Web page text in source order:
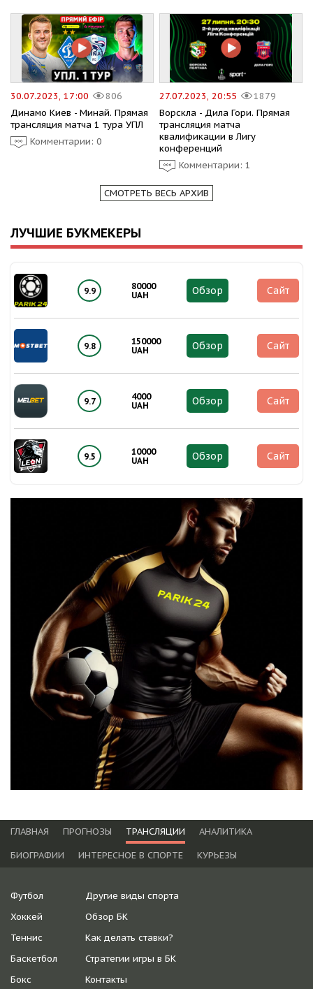
30.07.2023, 17:00
806
Динамо Киев - Минай. Прямая
трансляция матча 1 тура УПЛ
Комментарии: 0
27.07.2023, 20:55
1879
Ворскла - Дила Гори. Прямая
трансляция матча
квалификации в Лигу
конференций
Комментарии: 1
СМОТРЕТЬ ВЕСЬ АРХИВ
ЛУЧШИЕ БУКМЕКЕРЫ
9.9
80000
UAH
Обзор Сайт
9.8
150000
UAH
Обзор Сайт
9.7
4000
UAH
Обзор Сайт
9.5
10000
UAH
Обзор Сайт
ГЛАВНАЯ ПРОГНОЗЫ ТРАНСЛЯЦИИ
АНАЛИТИКА
БИОГРАФИИ
ИНТЕРЕСНОЕ В СПОРТЕ КУРЬЕЗЫ
Футбол
Хоккей
Теннис
Баскетбол
Бокс
Другие виды спорта
Обзор БК
Как делать ставки?
Стратегии игры в БК
Контакты